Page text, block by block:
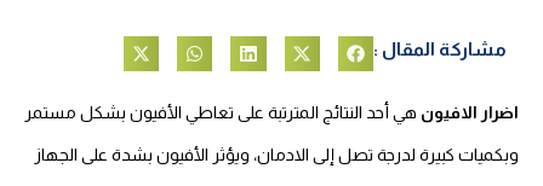
مشاركة المقال :
اضرار الافيون هي أحد النتائج المترتبة على تعاطي الأفيون بشكل مستمر
وبكميات كبيرة لدرجة تصل إلى الادمان، ويؤثر الأفيون بشدة على الجهاز